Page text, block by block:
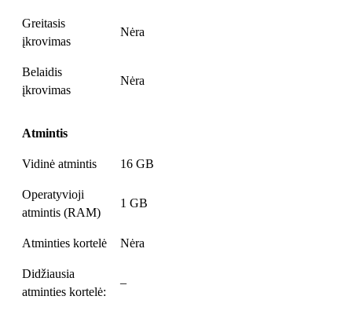
Greitasis
įkrovimas
Nėra
Belaidis
įkrovimas
Nėra
Atmintis
Vidinė atmintis 16 GB
Operatyvioji
atmintis (RAM)
1 GB
Atminties kortelė Nėra
Didžiausia
atminties kortelė:
–